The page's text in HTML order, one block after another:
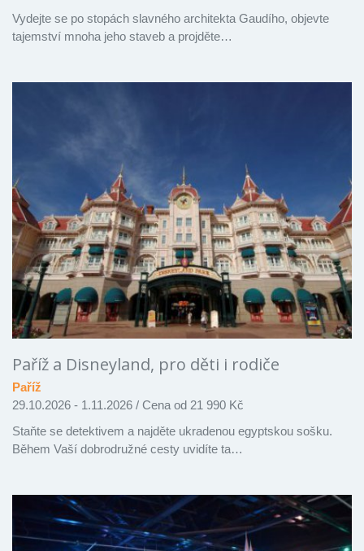
Vydejte se po stopách slavného architekta Gaudího, objevte
tajemství mnoha jeho staveb a projděte…
Paříž a Disneyland, pro děti i rodiče
Paříž
29.10.2026 - 1.11.2026 / Cena od 21 990 Kč
Staňte se detektivem a najděte ukradenou egyptskou sošku.
Během Vaší dobrodružné cesty uvidíte ta…